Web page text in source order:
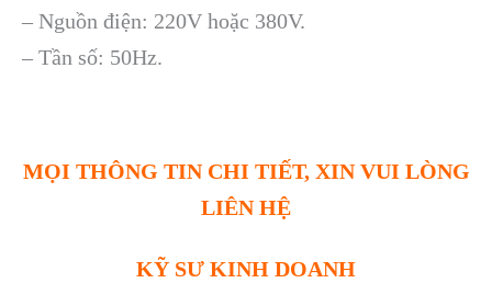
– Nguồn điện: 220V hoặc 380V.
– Tần số: 50Hz.
MỌI THÔNG TIN CHI TIẾT, XIN VUI LÒNG
LIÊN HỆ
KỸ SƯ KINH DOANH